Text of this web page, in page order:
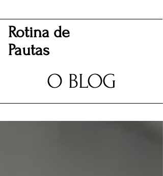
Rotina de
Pautas
O BLOG